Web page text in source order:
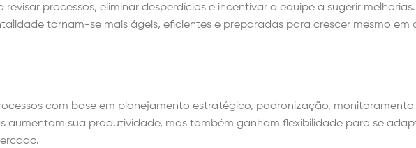
revisar processos, eliminar desperdícios e incentivar a equipe a sugerir melhorias.
tornam-se mais ágeis, eficientes e preparadas para crescer mesmo em
com base em planejamento estratégico, padronização,
aumentam sua produtividade, mas também ganham flexibilidade para se